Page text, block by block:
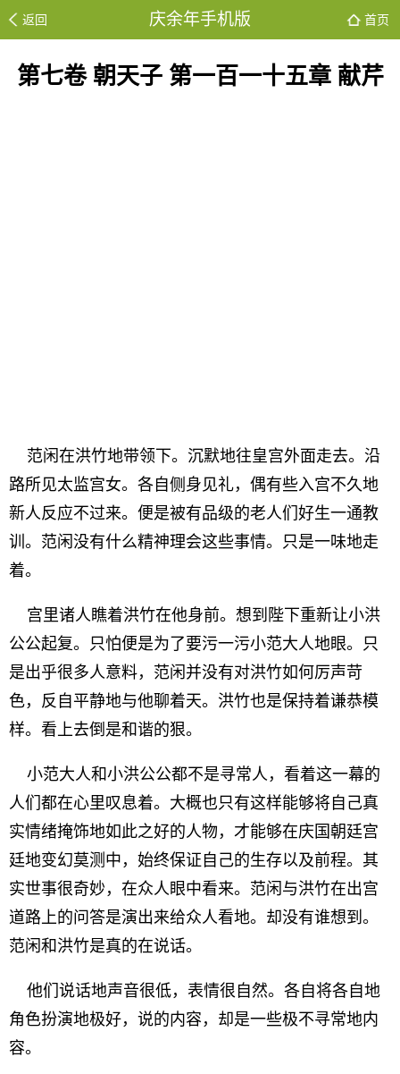
返回 庆余年手机版 首页
第七卷 朝天子 第一百一十五章 献芹
范闲在洪竹地带领下。沉默地往皇宫外面走去。沿
路所见太监宫女。各自侧身见礼，偶有些入宫不久地
新人反应不过来。便是被有品级的老人们好生一通教
训。范闲没有什么精神理会这些事情。只是一味地走
着。
宫里诸人瞧着洪竹在他身前。想到陛下重新让小洪
公公起复。只怕便是为了要污一污小范大人地眼。只
是出乎很多人意料，范闲并没有对洪竹如何厉声苛
色，反自平静地与他聊着天。洪竹也是保持着谦恭模
样。看上去倒是和谐的狠。
小范大人和小洪公公都不是寻常人，看着这一幕的
人们都在心里叹息着。大概也只有这样能够将自己真
实情绪掩饰地如此之好的人物，才能够在庆国朝廷宫
廷地变幻莫测中，始终保证自己的生存以及前程。其
实世事很奇妙，在众人眼中看来。范闲与洪竹在出宫
道路上的问答是演出来给众人看地。却没有谁想到。
范闲和洪竹是真的在说话。
他们说话地声音很低，表情很自然。各自将各自地
角色扮演地极好，说的内容，却是一些极不寻常地内
容。